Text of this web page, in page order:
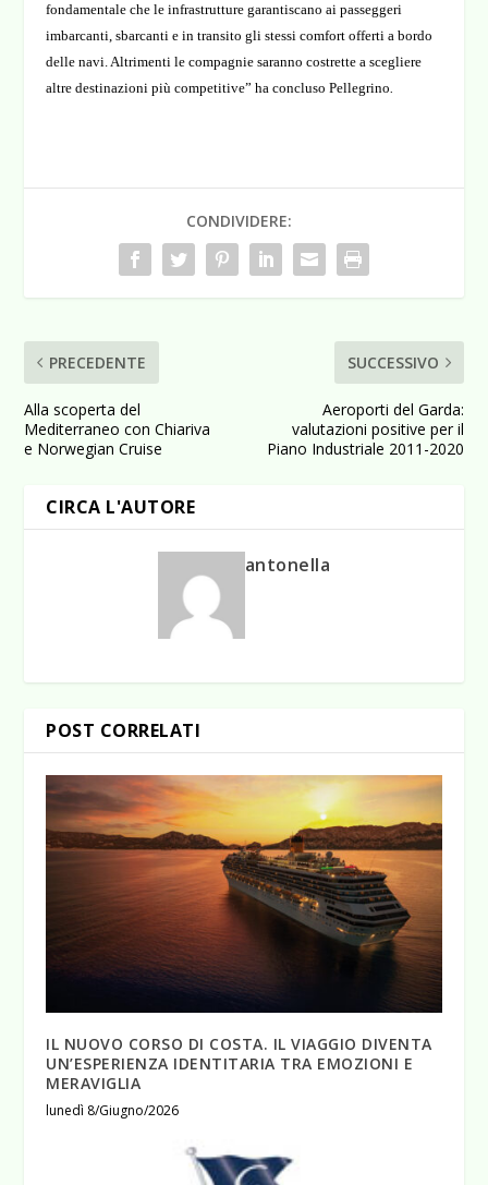
fondamentale che le infrastrutture garantiscano ai passeggeri
imbarcanti, sbarcanti e in transito gli stessi comfort offerti a bordo
delle navi. Altrimenti le compagnie saranno costrette a scegliere
altre destinazioni più competitive”ha concluso Pellegrino.
CONDIVIDERE:
PRECEDENTE
Alla scoperta del
Mediterraneo con Chiariva
e Norwegian Cruise
SUCCESSIVO
Aeroporti del Garda:
valutazioni positive per il
Piano Industriale 2011-2020
CIRCA L'AUTORE
antonella
POST CORRELATI
IL NUOVO CORSO DI COSTA. IL VIAGGIO DIVENTA
UN’ESPERIENZA IDENTITARIA TRA EMOZIONI E
MERAVIGLIA
lunedì 8/Giugno/2026